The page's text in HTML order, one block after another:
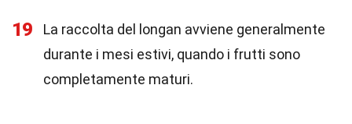
19
La raccolta del longan avviene generalmente
durante i mesi estivi, quando i frutti sono
completamente maturi.